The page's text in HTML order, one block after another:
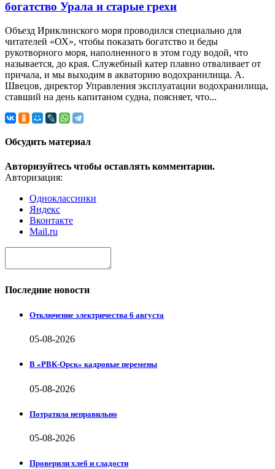
богатство Урала и старые грехи
Объезд Ириклинского моря проводился специально для
читателей «ОХ», чтобы показать богатство и беды
рукотворного моря, наполненного в этом году водой, что
называется, до края. Служебный катер плавно отваливает от
причала, и мы выходим в акваторию водохранилища. А.
Швецов, директор Управления эксплуатации водохранилища,
ставший на день капитаном судна, поясняет, что...
Обсудить материал
Авторизуйтесь чтобы оставлять комментарии.
Авторизация:
Одноклассники
Яндекс
Вконтакте
Mail.ru
Последние новости
Отключение электричества 6 августа
05-08-2026
В «РВК-Орск» кадровые перемены
05-08-2026
Потратила неправильно
05-08-2026
Проверили хлеб и сладости